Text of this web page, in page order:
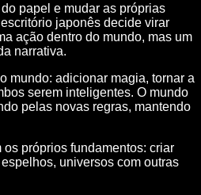
papel e mudar as próprias
japonês decide virar
ação dentro do mundo, mas um
narrativa.
mundo: adicionar magia, tornar a
serem inteligentes. O mundo
pelas novas regras, mantendo
próprios fundamentos: criar
universos com outras